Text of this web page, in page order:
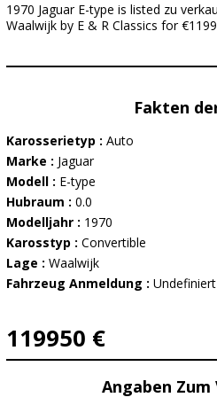
1970 Jaguar E-type is listed zu
Waalwijk by E & R Classics for
Fakten
Karosserietyp : Auto
Marke : Jaguar
Modell : E-type
Hubraum : 0.0
Modelljahr : 1970
Karosstyp : Convertible
Lage : Waalwijk
Fahrzeug Anmeldung : Undefiniert
119950 €
Angaben